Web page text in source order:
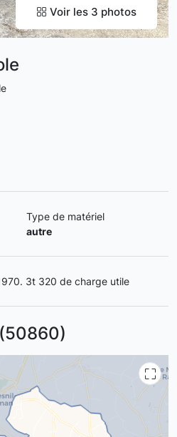
Voir les 3 photos
Type de matériel
autre
3t 320 de charge utile